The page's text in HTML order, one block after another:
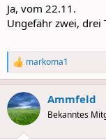
Ja, vom 22.11.
Ungefähr zwei, drei
R
e
a
c
t
i
markoma1
Ammfeld
Bekanntes